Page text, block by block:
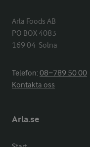
Arla Foods AB
PO BOX 4083
169 04  Solna
Telefon:08−789 50 00
Kontakta oss
Arla.se